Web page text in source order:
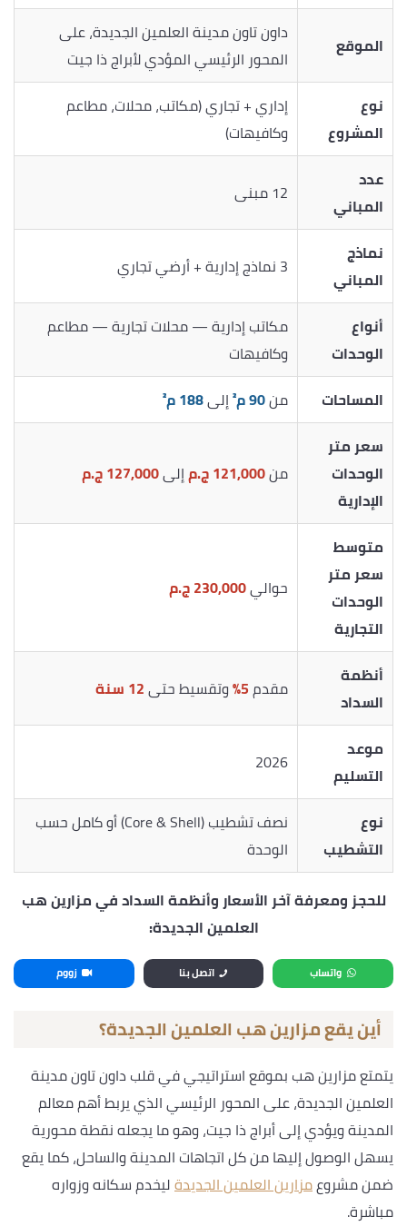
الموقع
داون تاون مدينة العلمين الجديدة، على
المحور الرئيسي المؤدي لأبراج ذا جيت
نوع
المشروع
إداري + تجاري (مكاتب، محلات، مطاعم
وكافيهات)
عدد
المباني
12 مبنى
نماذج
المباني
3 نماذج إدارية + أرضي تجاري
أنواع
الوحدات
مكاتب إدارية — محلات تجارية — مطاعم
وكافيهات
المساحات
من90 م² إلى188 م²
سعر متر
الوحدات
الإدارية
من121,000 ج.م إلى127,000 ج.م
متوسط
سعر متر
الوحدات
التجارية
حوالي230,000 ج.م
أنظمة
السداد
مقدم5% وتقسيط حتى12 سنة
موعد
التسليم
2026
نوع
التشطيب
نصف تشطيب (Core & Shell) أو كامل حسب
الوحدة
للحجز ومعرفة آخر الأسعار وأنظمة السداد في مزارين هب
العلمين الجديدة:
واتساب اتصل بنا زووم
أين يقع مزارين هب العلمين الجديدة؟
يتمتع مزارين هب بموقع استراتيجي في قلب داون تاون مدينة
العلمين الجديدة، على المحور الرئيسي الذي يربط أهم معالم
المدينة ويؤدي إلى أبراج ذا جيت، وهو ما يجعله نقطة محورية
يسهل الوصول إليها من كل اتجاهات المدينة والساحل، كما يقع
ضمن مشروعمزارين العلمين الجديدةليخدم سكانه وزواره
مباشرة.